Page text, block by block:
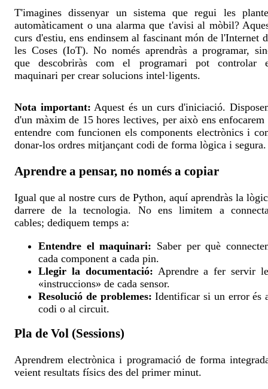
T'imagines dissenyar un sistema que regui les
automàticament o una alarma que t'avisi al mòbil?
curs d'estiu, ens endinsem al fascinant món de l'Internet
les Coses (IoT). No només aprendràs a programar,
que descobriràs com el programari pot controlar
maquinari per crear solucions intel·ligents.
Nota important: Aquest és un curs d'iniciació.
d'un màxim de 15 hores lectives, per això ens enfocarem
entendre com funcionen els components electrònics i
donar-los ordres mitjançant codi de forma lògica i segura.
Aprendre a pensar, no només a copiar
Igual que al nostre curs de Python, aquí aprendràs la
darrere de la tecnologia. No ens limitem a
cables; dediquem temps a:
Entendre el maquinari: Saber per què
cada component a cada pin.
Llegir la documentació: Aprendre a fer servir
«instruccions» de cada sensor.
Resolució de problemes: Identificar si un error és
codi o al circuit.
Pla de Vol (Sessions)
Aprendrem electrònica i programació de forma
veient resultats físics des del primer minut.